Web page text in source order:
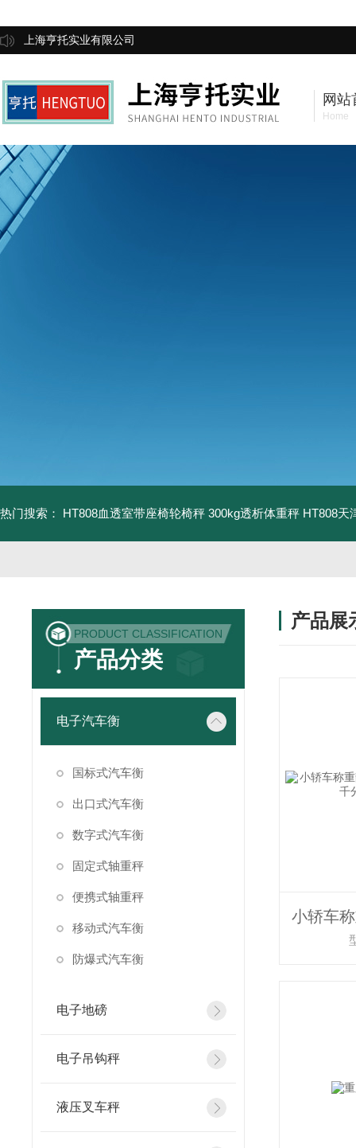
上海亨托实业有限公司
网站
Home
热门搜索： HT808血透室带座椅轮椅秤 300kg透析体重秤 HT808天
PRODUCT CLASSIFICATION
产品分类
电子汽车衡
国标式汽车衡
出口式汽车衡
数字式汽车衡
固定式轴重秤
便携式轴重秤
移动式汽车衡
防爆式汽车衡
电子地磅
电子吊钩秤
液压叉车秤
产品展